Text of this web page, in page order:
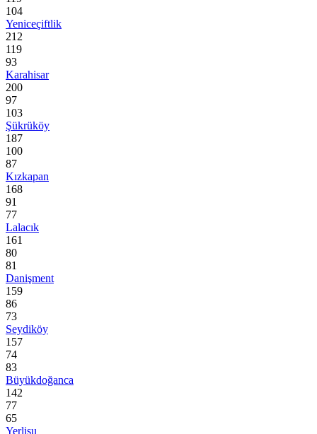
104
Yeniceçiftlik
212
119
93
Karahisar
200
97
103
Şükrüköy
187
100
87
Kızkapan
168
91
77
Lalacık
161
80
81
Danişment
159
86
73
Seydiköy
157
74
83
Büyükdoğanca
142
77
65
Yerlisu